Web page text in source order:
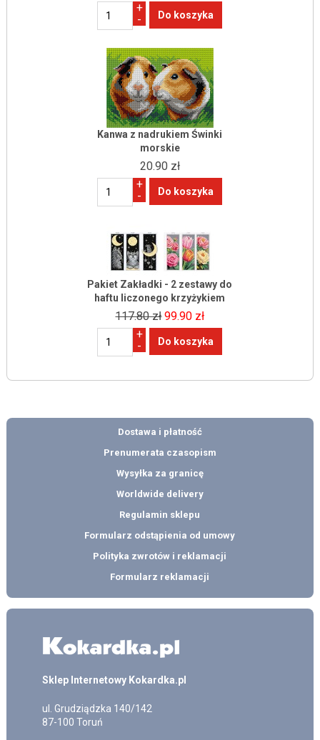
+
-
Kanwa z nadrukiem Świnki
morskie
20.90 zł
+
-
Pakiet Zakładki - 2 zestawy do
haftu liczonego krzyżykiem
117.80 zł 99.90 zł
+
-
Dostawa i płatność
Prenumerata czasopism
Wysyłka za granicę
Worldwide delivery
Regulamin sklepu
Formularz odstąpienia od umowy
Polityka zwrotów i reklamacji
Formularz reklamacji
Sklep Internetowy Kokardka.pl
ul. Grudziądzka 140/142
87-100 Toruń